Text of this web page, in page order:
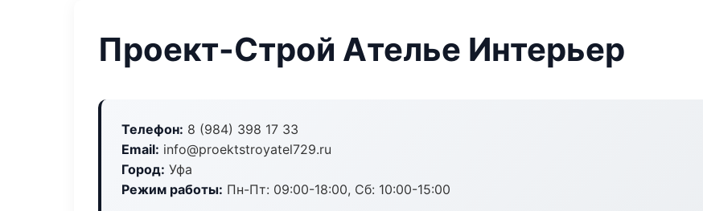
Проект-Строй Ателье Интерьер
Телефон: 8 (984) 398 17 33
Email: info@proektstroyatel729.ru
Город: Уфа
Режим работы: Пн-Пт: 09:00-18:00, Сб: 10:00-15:00